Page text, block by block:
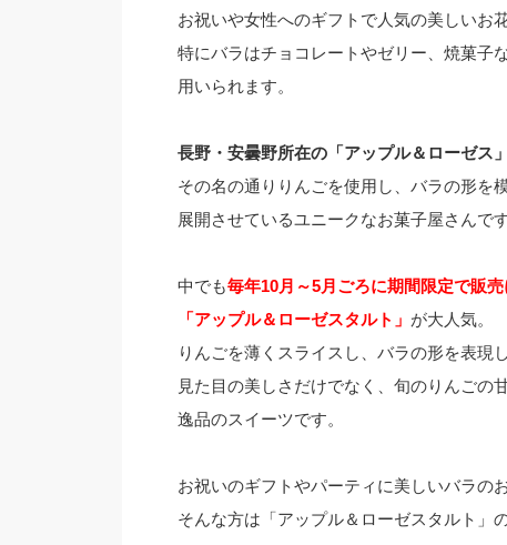
お祝いや女性へのギフトで人気の美しいお
特にバラはチョコレートやゼリー、焼菓子
用いられます。
長野・安曇野所在の「アップル＆ローゼス」
その名の通りりんごを使用し、バラの形を
展開させているユニークなお菓子屋さんです
中でも毎年10月～5月ごろに期間限定で販売
「アップル＆ローゼスタルト」 が大人気。
りんごを薄くスライスし、バラの形を表現
見た目の美しさだけでなく、旬のりんごの
逸品のスイーツです。
お祝いのギフトやパーティに美しいバラの
そんな方は「アップル＆ローゼスタルト」